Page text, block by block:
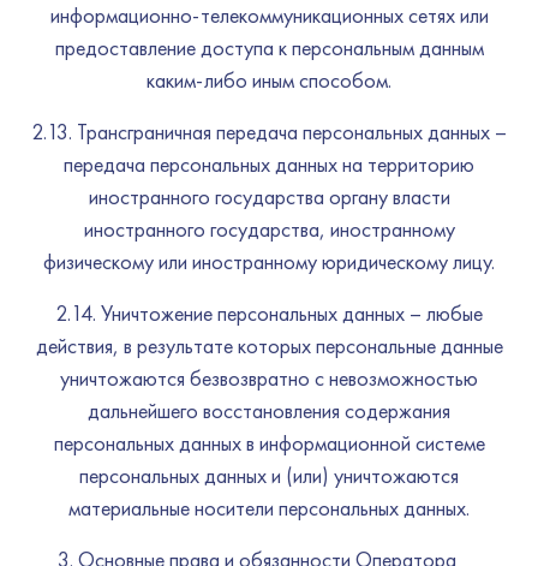
информационно-телекоммуникационных сетях или
предоставление доступа к персональным данным
каким-либо иным способом.
2.13. Трансграничная передача персональных данных –
передача персональных данных на территорию
иностранного государства органу власти
иностранного государства, иностранному
физическому или иностранному юридическому лицу.
2.14. Уничтожение персональных данных – любые
действия, в результате которых персональные данные
уничтожаются безвозвратно с невозможностью
дальнейшего восстановления содержания
персональных данных в информационной системе
персональных данных и (или) уничтожаются
материальные носители персональных данных.
Основные права и обязанности Оператора